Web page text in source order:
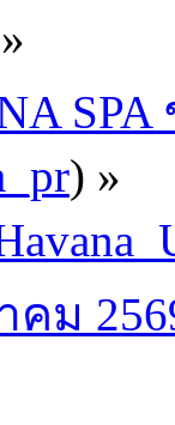
»
) »
ม